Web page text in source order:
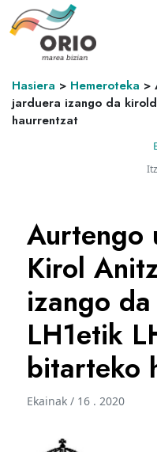
Hasiera > Hemeroteka >
jarduera izango da
haurrentzat
Aurtengo
Kirol
izango
LH1etik
bitarteko
Ekainak / 16 . 2020